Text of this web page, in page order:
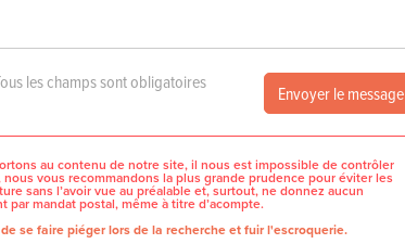
les champs sont obligatoires Envoyer le message
au contenu de notre site, il nous est impossible de contrôler
vous recommandons la plus grande prudence pour éviter les
sans l’avoir vue au préalable et, surtout, ne donnez aucun
par mandat postal, même à titre d’acompte.
se faire piéger lors de la recherche et fuir l'escroquerie.